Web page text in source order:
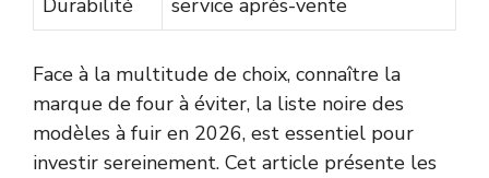
Durabilité
service après-vente
Face à la multitude de choix, connaître la
marque de four à éviter, la liste noire des
modèles à fuir en 2026, est essentiel pour
investir sereinement. Cet article présente les